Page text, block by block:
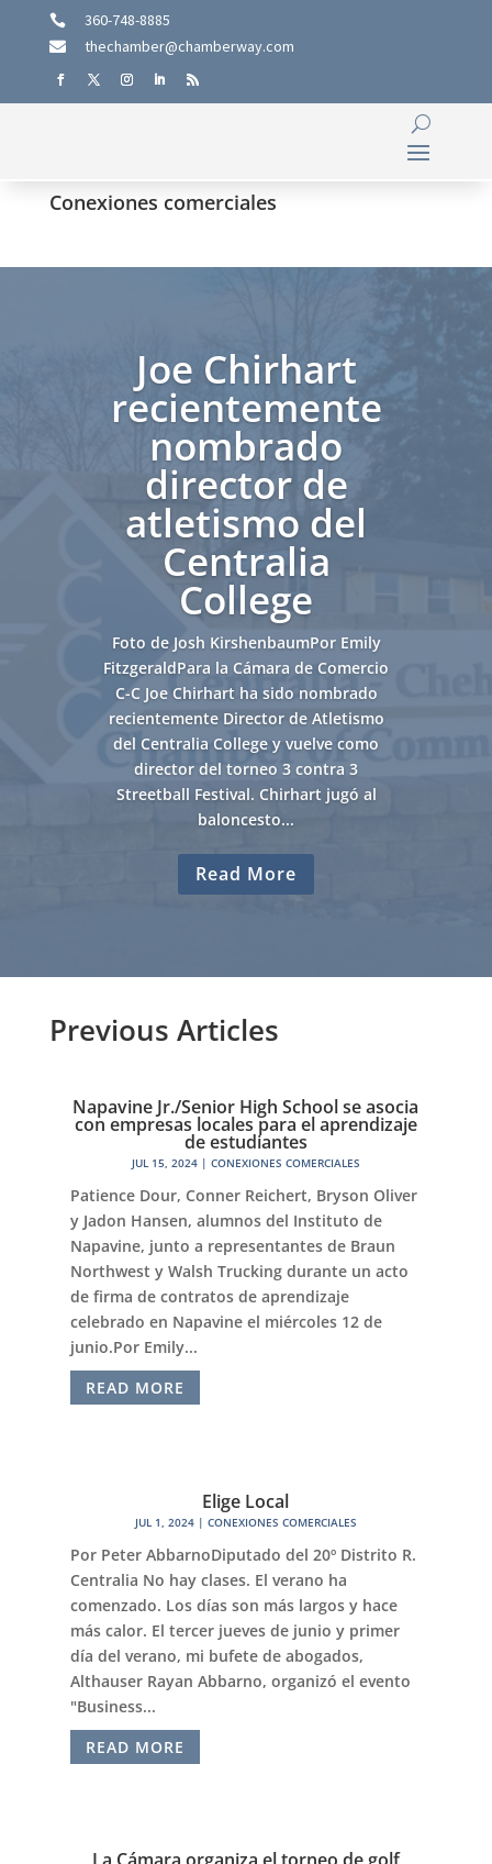
 360-748-8885
 thechamber@chamberway.com
Conexiones comerciales
Joe Chirhart
recientemente
nombrado
director de
atletismo del
Centralia
College
Foto de Josh KirshenbaumPor Emily
FitzgeraldPara la Cámara de Comercio
C-C Joe Chirhart ha sido nombrado
recientemente Director de Atletismo
del Centralia College y vuelve como
director del torneo 3 contra 3
Streetball Festival. Chirhart jugó al
baloncesto...
Read More
Previous Articles
Napavine Jr./Senior High School se asocia
con empresas locales para el aprendizaje
de estudiantes
JUL 15, 2024| CONEXIONES COMERCIALES
Patience Dour, Conner Reichert, Bryson Oliver
y Jadon Hansen, alumnos del Instituto de
Napavine, junto a representantes de Braun
Northwest y Walsh Trucking durante un acto
de firma de contratos de aprendizaje
celebrado en Napavine el miércoles 12 de
junio.Por Emily...
READ MORE
Elige Local
JUL 1, 2024| CONEXIONES COMERCIALES
Por Peter AbbarnoDiputado del 20º Distrito R.
Centralia No hay clases. El verano ha
comenzado. Los días son más largos y hace
más calor. El tercer jueves de junio y primer
día del verano, mi bufete de abogados,
Althauser Rayan Abbarno, organizó el evento
"Business...
READ MORE